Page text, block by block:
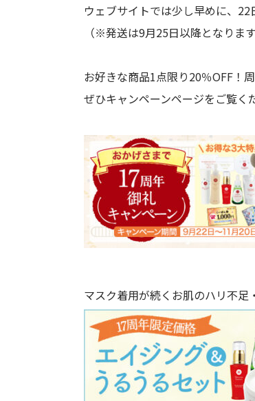
ウェブサイトでは少し早めに、22
（※発送は9月25日以降となりま
お好きな商品1点限り20％OFF！
ぜひキャンペーンページをご覧く
マスク着用が続くお肌のハリ不足